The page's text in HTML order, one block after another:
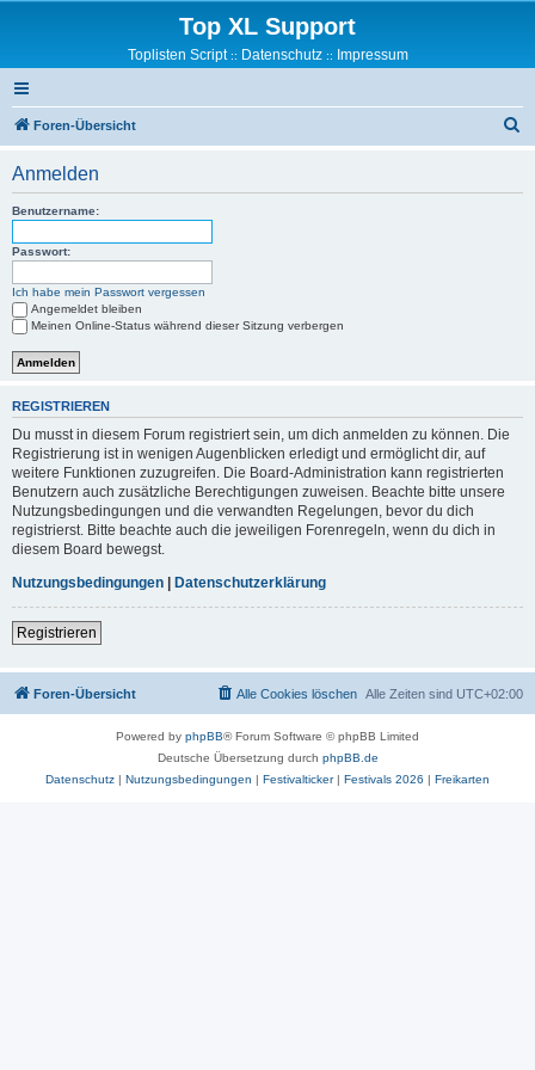
Top XL Support
Toplisten Script:: Datenschutz:: Impressum
Foren-Übersicht
Anmelden
Benutzername:
Passwort:
Ich habe mein Passwort vergessen
Angemeldet bleiben
Meinen Online-Status während dieser Sitzung verbergen
REGISTRIEREN
Du musst in diesem Forum registriert sein, um dich anmelden zu können. Die
Registrierung ist in wenigen Augenblicken erledigt und ermöglicht dir, auf
weitere Funktionen zuzugreifen. Die Board-Administration kann registrierten
Benutzern auch zusätzliche Berechtigungen zuweisen. Beachte bitte unsere
Nutzungsbedingungen und die verwandten Regelungen, bevor du dich
registrierst. Bitte beachte auch die jeweiligen Forenregeln, wenn du dich in
diesem Board bewegst.
Nutzungsbedingungen | Datenschutzerklärung
Registrieren
Foren-Übersicht Alle Zeiten sind UTC+02:00
Alle Cookies löschen
Powered by phpBB® Forum Software © phpBB Limited
Deutsche Übersetzung durch phpBB.de
Datenschutz | Nutzungsbedingungen | Festivalticker| Festivals 2026 | Freikarten